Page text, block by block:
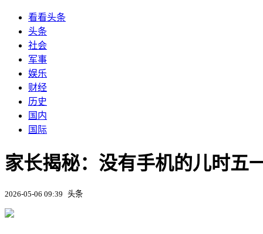
看看头条
头条
社会
军事
娱乐
财经
历史
国内
国际
家长揭秘：没有手机的儿时五
2026-05-06 09:39 头条